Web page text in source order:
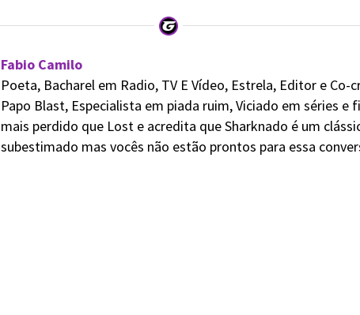
Fabio Camilo
Poeta, Bacharel em Radio, TV E Vídeo, Estrela, Editor e Co-
Papo Blast, Especialista em piada ruim, Viciado em séries e
mais perdido que Lost e acredita que Sharknado é um
subestimado mas vocês não estão prontos para essa